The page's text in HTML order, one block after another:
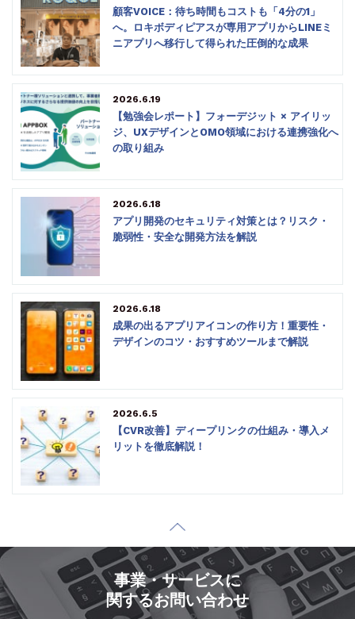
顧客VOICE：待ち時間もコストも「4分の1」
へ。ロキボディピアスが専用アプリからLINEミ
ニアプリへ移行して得られた圧倒的な成果
2026.6.19
【勉強会レポート】フォーデジット × アイリッ
ジ、UXデザインとOMO領域における連携強化へ
の取り組み
2026.6.18
アプリ開発のセキュリティ対策とは？リスク・
脆弱性・安全な開発方法を解説
2026.6.18
成果の出るアプリアイコンの作り方！重要性・
デザインのコツ・おすすめツールまで解説
2026.6.5
【CVR改善】ディープリンクの仕組み・導入メ
リットを徹底解説！
事業・サービスに
関するお問い合わせ